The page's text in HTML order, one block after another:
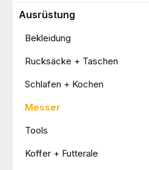
Ausrüstung
Bekleidung
Rucksäcke + Taschen
Schlafen + Kochen
Messer
Tools
Koffer + Futterale